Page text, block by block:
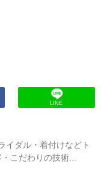
LINE
イダル・着付けなどト
こだわりの技術...